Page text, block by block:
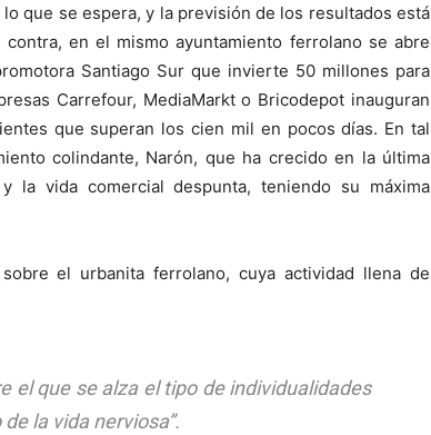
que se espera, y la previsión de los resultados está
en el mismo ayuntamiento ferrolano se abre
Santiago Sur que invierte 50 millones para
Carrefour, MediaMarkt o Bricodepot inauguran
que superan los cien mil en pocos días. En tal
colindante, Narón, que ha crecido en la última
la vida comercial despunta, teniendo su máxima
el urbanita ferrolano, cuya actividad llena de
el que se alza el tipo de individualidades
la vida nerviosa”.